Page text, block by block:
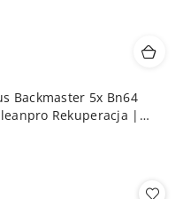
Backmaster 5x Bn64
Rekuperacja |